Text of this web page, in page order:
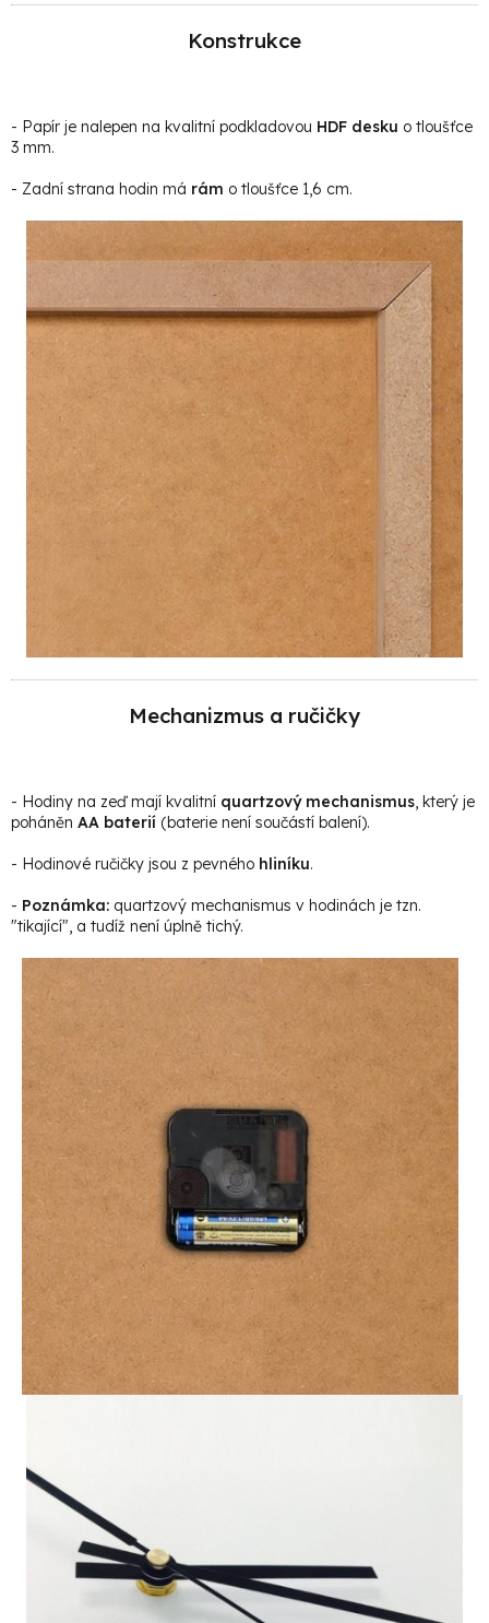
Konstrukce
- Papír je nalepen na kvalitní podkladovou HDF desku o tloušťce
3 mm.
- Zadní strana hodin má rám o tloušťce 1,6 cm.
Mechanizmus a ručičky
- Hodiny na zeď mají kvalitní quartzový mechanismus, který je
poháněn AA baterií (baterie není součástí balení).
- Hodinové ručičky jsou z pevného hliníku.
- Poznámka: quartzový mechanismus v hodinách je tzn.
"tikající", a tudíž není úplně tichý.